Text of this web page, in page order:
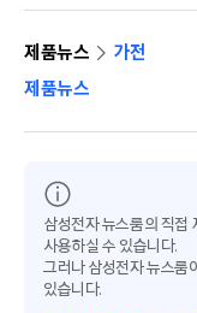
제품뉴스
가전
제품뉴스
삼성전자 뉴스룸의 직접
사용하실 수 있습니다.
그러나 삼성전자 뉴스룸
있습니다.